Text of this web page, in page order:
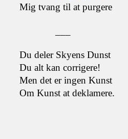
til at purgere
Skyens Dunst
corrigere!
er ingen Kunst
at deklamere.